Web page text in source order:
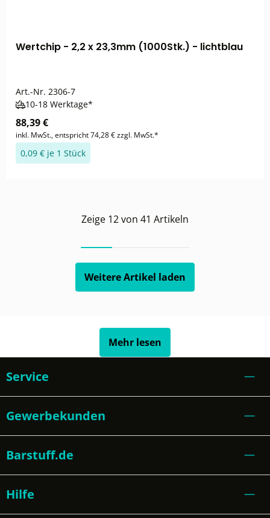
Wertchip - 2,2 x 23,3mm (1000Stk.) - lichtblau
Art.-Nr. 2306-7
10-18 Werktage*
88,39 €
inkl. MwSt., entspricht 74,28 € zzgl. MwSt.*
0,09 € je 1 Stück
Zeige 12von 41 Artikeln
Weitere Artikel laden
Mehr lesen
Service
Gewerbekunden
Barstuff.de
Hilfe